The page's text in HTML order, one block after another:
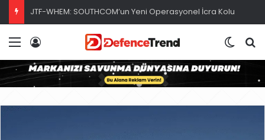
JTF-WHEM: SOUTHCOM’un Yeni Operasyonel İcra Kolu
Menü Dış